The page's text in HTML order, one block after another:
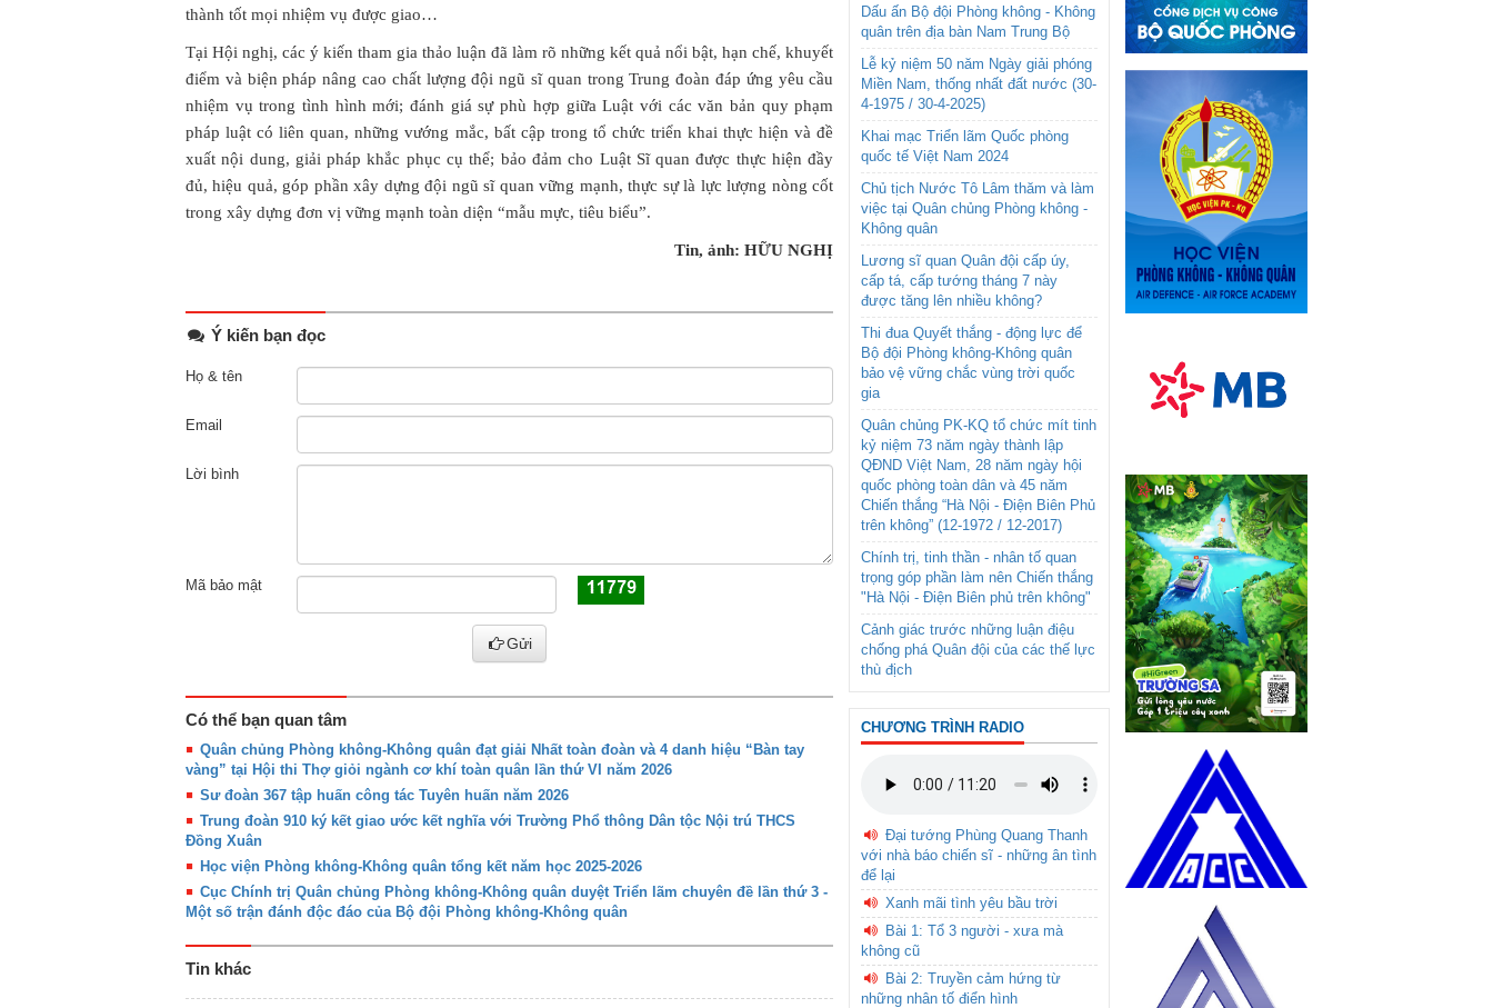
thành tốt mọi nhiệm vụ được giao…
Tại Hội nghị, các ý kiến tham gia thảo luận đã làm rõ những kết quả nổi bật, hạn chế, khuyết
điểm và biện pháp nâng cao chất lượng đội ngũ sĩ quan trong Trung đoàn đáp ứng yêu cầu
nhiệm vụ trong tình hình mới; đánh giá sự phù hợp giữa Luật với các văn bản quy phạm
pháp luật có liên quan, những vướng mắc, bất cập trong tổ chức triển khai thực hiện và đề
xuất nội dung, giải pháp khắc phục cụ thể; bảo đảm cho Luật Sĩ quan được thực hiện đầy
đủ, hiệu quả, góp phần xây dựng đội ngũ sĩ quan vững mạnh, thực sự là lực lượng nòng cốt
trong xây dựng đơn vị vững mạnh toàn diện “mẫu mực, tiêu biểu”.
Tin, ảnh: HỮU NGHỊ
Ý kiến bạn đọc
Họ & tên
Email
Lời bình
Mã bảo mật
Gửi
Có thể bạn quan tâm
Quân chủng Phòng không-Không quân đạt giải Nhất toàn đoàn và 4 danh hiệu “Bàn tay
vàng” tại Hội thi Thợ giỏi ngành cơ khí toàn quân lần thứ VI năm 2026
Sư đoàn 367 tập huấn công tác Tuyên huấn năm 2026
Trung đoàn 910 ký kết giao ước kết nghĩa với Trường Phổ thông Dân tộc Nội trú THCS
Đồng Xuân
Học viện Phòng không-Không quân tổng kết năm học 2025-2026
Cục Chính trị Quân chủng Phòng không-Không quân duyệt Triển lãm chuyên đề lần thứ 3 -
Một số trận đánh độc đáo của Bộ đội Phòng không-Không quân
Tin khác
Dấu ấn Bộ đội Phòng không - Không
quân trên địa bàn Nam Trung Bộ
Lễ kỷ niệm 50 năm Ngày giải phóng
Miền Nam, thống nhất đất nước (30-
4-1975 / 30-4-2025)
Khai mạc Triển lãm Quốc phòng
quốc tế Việt Nam 2024
Chủ tịch Nước Tô Lâm thăm và làm
việc tại Quân chủng Phòng không -
Không quân
Lương sĩ quan Quân đội cấp úy,
cấp tá, cấp tướng tháng 7 này
được tăng lên nhiều không?
Thi đua Quyết thắng - động lực để
Bộ đội Phòng không-Không quân
bảo vệ vững chắc vùng trời quốc
gia
Quân chủng PK-KQ tổ chức mít tinh
kỷ niệm 73 năm ngày thành lập
QĐND Việt Nam, 28 năm ngày hội
quốc phòng toàn dân và 45 năm
Chiến thắng “Hà Nội - Điện Biên Phủ
trên không” (12-1972 / 12-2017)
Chính trị, tinh thần - nhân tố quan
trọng góp phần làm nên Chiến thắng
"Hà Nội - Điện Biên phủ trên không"
Cảnh giác trước những luận điệu
chống phá Quân đội của các thế lực
thù địch
CHƯƠNG TRÌNH RADIO
Đại tướng Phùng Quang Thanh
với nhà báo chiến sĩ - những ân tình
để lại
Xanh mãi tình yêu bầu trời
Bài 1: Tổ 3 người - xưa mà
không cũ
Bài 2: Truyền cảm hứng từ
những nhân tố điển hình